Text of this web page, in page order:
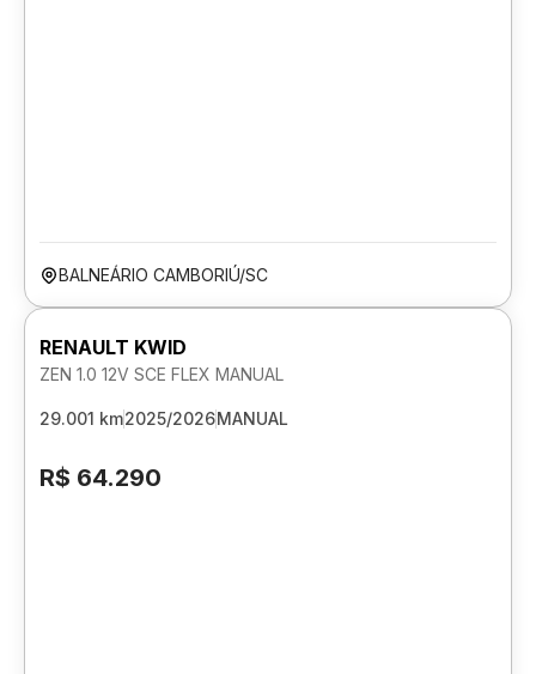
BALNEÁRIO CAMBORIÚ/SC
RENAULT KWID
ZEN 1.0 12V SCE FLEX MANUAL
29.001 km2025/2026MANUAL
R$ 64.290